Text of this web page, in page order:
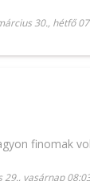
30., hétfő
finomak
29., vasárnap